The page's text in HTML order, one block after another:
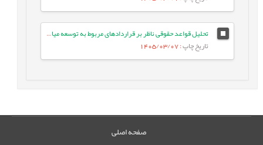
تحلیل قواعد حقوقی ناظر بر قراردادهای مربوط به توسعه میادین مشترک نفت و گاز
تاریخ چاپ: 1405/03/07
صفحه اصلی